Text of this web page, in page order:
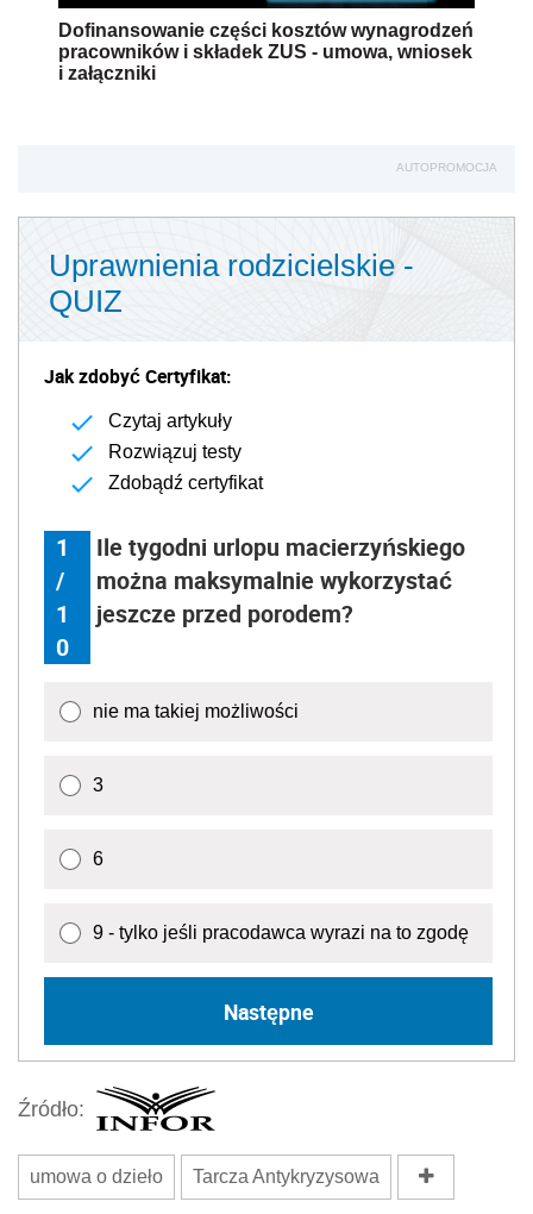
Dofinansowanie części kosztów wynagrodzeń
pracowników i składek ZUS - umowa, wniosek
i załączniki
AUTOPROMOCJA
Uprawnienia rodzicielskie -
QUIZ
Jak zdobyć Certyfikat:
Czytaj artykuły
Rozwiązuj testy
Zdobądź certyfikat
1
/
1
0
Ile tygodni urlopu macierzyńskiego
można maksymalnie wykorzystać
jeszcze przed porodem?
nie ma takiej możliwości
3
6
9 - tylko jeśli pracodawca wyrazi na to zgodę
Następne
Źródło:
umowa o dzieło Tarcza Antykryzysowa